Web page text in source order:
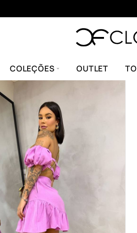
COLEÇÕES OUTLET